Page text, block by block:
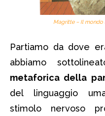
Magritte – Il mondo
Partiamo da dove
abbiamo
metaforica della
del linguaggio
stimolo nervoso